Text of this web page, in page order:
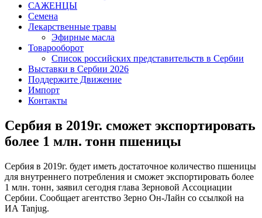
САЖЕНЦЫ
Семена
Лекарственные травы
Эфирные масла
Товарооборот
Список российских представительств в Сербии
Выставки в Сербии 2026
Поддержите Движение
Импорт
Контакты
Сербия в 2019г. сможет экспортировать
более 1 млн. тонн пшеницы
Сербия в 2019г. будет иметь достаточное количество пшеницы
для внутреннего потребления и сможет экспортировать более
1 млн. тонн, заявил сегодня глава Зерновой Ассоциации
Сербии. Сообщает агентство Зерно Он-Лайн со ссылкой на
ИА Tanjug.